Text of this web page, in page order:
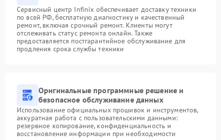
Сервисный центр Infinix обеспечивает доставку техники
по всей РФ, бесплатную диагностику и качественный
ремонт, включая срочный ремонт. Клиенты могут
отслеживать статус ремонта онлайн. Также
предоставляется постгарантийное обслуживание для
продления срока службы техники
Оригинальные программные решение и
безопасное обслуживание данных
Использование официальных прошивок и инструментов,
аккуратная работа с пользовательскими данными:
резервное копирование, конфиденциальность и
восстановление информации при необходимости